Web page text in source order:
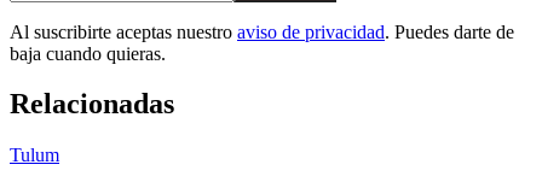
Al suscribirte aceptas nuestro aviso de privacidad. Puedes darte de
baja cuando quieras.
Relacionadas
Tulum